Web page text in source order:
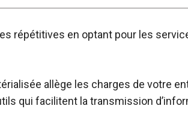
répétitives en optant pour les
allège les charges de votre
qui facilitent la transmission